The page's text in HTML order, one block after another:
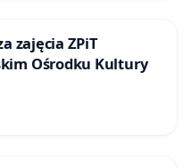
zajęcia ZPiT
Ośrodku Kultury